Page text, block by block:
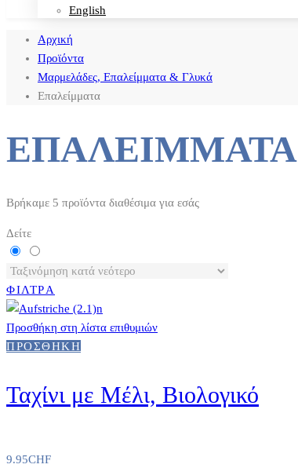
English
Αρχική
Προϊόντα
Μαρμελάδες, Επαλείμματα & Γλυκά
Επαλείμματα
ΕΠΑΛΕΊΜΜΑΤΑ
Βρήκαμε 5 προϊόντα διαθέσιμα για εσάς
Δείτε
ΦΙΛΤΡA
Προσθήκη στη λίστα επιθυμιών
ΠΡΟΣΘΉΚΗ
Ταχίνι με Μέλι, Βιολογικό
9.95CHF